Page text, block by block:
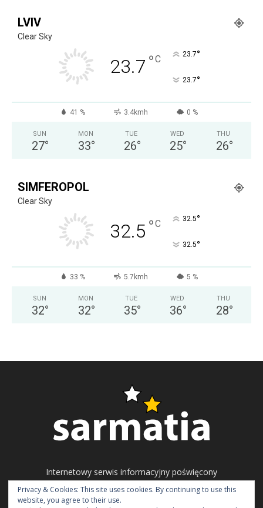
LVIV
Clear Sky
23.7 °C 23.7°
23.7°
41 % 3.4kmh 0 %
SUN
27°
MON
33°
TUE
26°
WED
25°
THU
26°
SIMFEROPOL
Clear Sky
32.5 °C 32.5°
32.5°
33 % 5.7kmh 5 %
SUN
32°
MON
32°
TUE
35°
WED
36°
THU
28°
Internetowy serwis informacyjny poświęcony
problematyce ukraińskiego społeczeństwa
obywatelskiego, polityki i gospodarki.
Privacy & Cookies: This site uses cookies. By continuing to use this
website, you agree to their use.